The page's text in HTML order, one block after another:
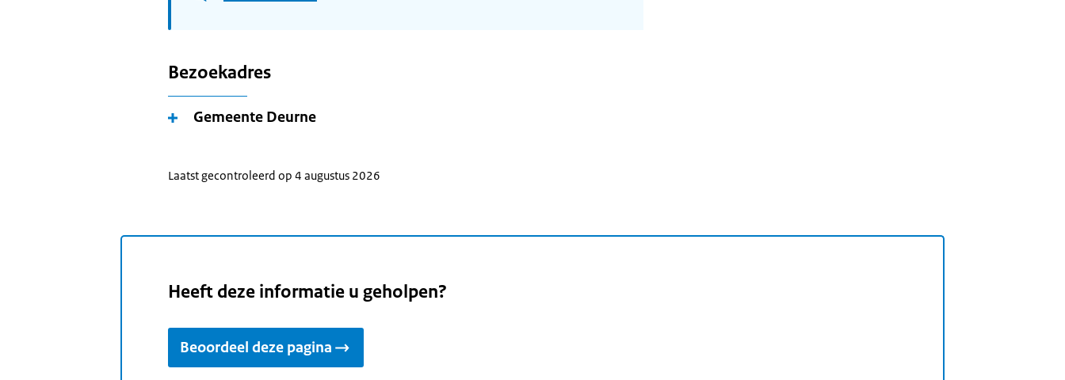
Bezoekadres
Gemeente Deurne
Laatst gecontroleerd op 4 augustus 2026
Heeft deze informatie u geholpen?
Beoordeel deze pagina